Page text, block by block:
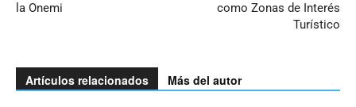
la Onemi
como Zonas de Interés
Turístico
Artículos relacionados Más del autor